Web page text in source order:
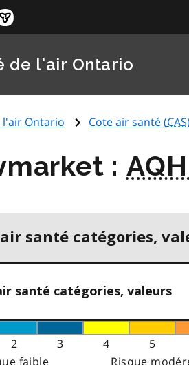
de l'air Ontario
l'air Ontario Cote air santé (CAS)
:
santé catégories,
santé catégories, valeurs
2 3 4 5
faible
Risque